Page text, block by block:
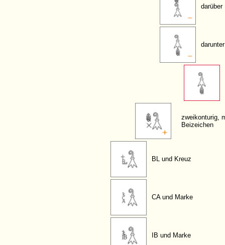
darüber
darunter
zweikonturig,
Beizeichen
BL und Kreuz
CA und Marke
IB und Marke